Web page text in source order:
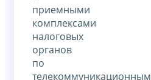
приемными
комплексами
налоговых
органов
по
телекоммуникационным